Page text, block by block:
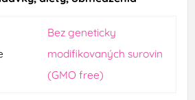
Bez geneticky
modifikovaných surovin
(GMO free)